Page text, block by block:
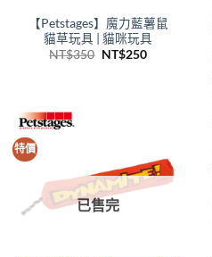
【Petstages】魔力藍薯鼠
貓草玩具 | 貓咪玩具
NT$350 原
NT$250目
特價
已售完